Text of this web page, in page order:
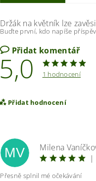
Držák na květník lze
Buďte první, kdo napíše
Přidat komentář
5,0 1 hodnocení
Přidat hodnocení
MV
Milena
|
Přesně splnil mé očekávání